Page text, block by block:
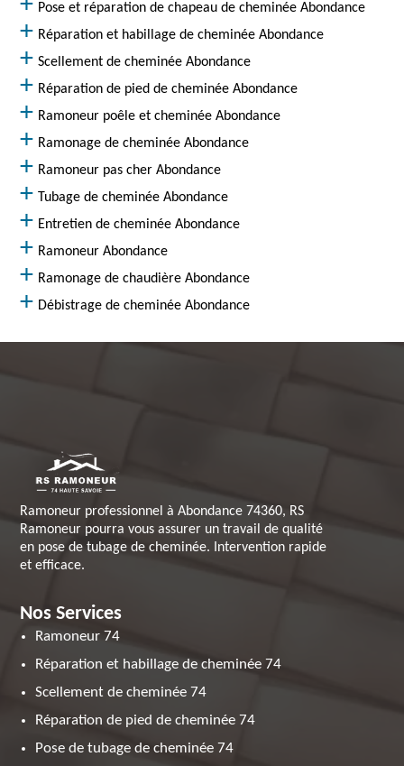
Pose et réparation de chapeau de cheminée Abondance
Réparation et habillage de cheminée Abondance
Scellement de cheminée Abondance
Réparation de pied de cheminée Abondance
Ramoneur poêle et cheminée Abondance
Ramonage de cheminée Abondance
Ramoneur pas cher Abondance
Tubage de cheminée Abondance
Entretien de cheminée Abondance
Ramoneur Abondance
Ramonage de chaudière Abondance
Débistrage de cheminée Abondance
Ramoneur professionnel à Abondance 74360, RS
Ramoneur pourra vous assurer un travail de qualité
en pose de tubage de cheminée. Intervention rapide
et efficace.
Nos Services
Ramoneur 74
Réparation et habillage de cheminée 74
Scellement de cheminée 74
Réparation de pied de cheminée 74
Pose de tubage de cheminée 74